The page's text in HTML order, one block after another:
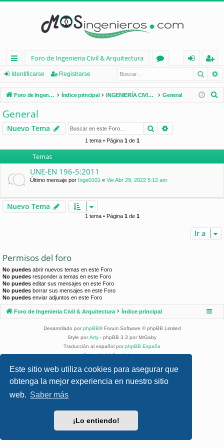
Este sitio web utiliza cookies para asegurar que
obtenga la mejor experiencia en nuestro sitio
web. Saber más
¡Lo entiendo!
nl
ac
es
rá
pi
d
os
Foro de Ingenieria Civil & Arquitectura
os
nt
ifi
e
eg
ist
ra
Identificarse Registrarse
Foro de Ingenieria Civil & Arquitectura Índice principal INGENIERÍA CIVIL (España) General
r
General
Nuevo Tema Buscar
1 tema • Página 1de 1
Temas
UNE-EN 196-5:2011
Último mensaje por Inge0101 « Vie Abr 29, 2022 5:12 am
Nuevo Tema
1 tema • Página 1de 1
Ir a
Permisos del foro
No puedes abrir nuevos temas en este Foro
No puedes responder a temas en este Foro
No puedes editar sus mensajes en este Foro
No puedes borrar sus mensajes en este Foro
No puedes enviar adjuntos en este Foro
Foro de Ingenieria Civil & Arquitectura Índice principal
Desarrollado por phpBB® Forum Software © phpBB Limited
Style por Arty - phpBB 3.3 por MrGaby
Traducción al español por phpBB España
Privacidad|Condiciones